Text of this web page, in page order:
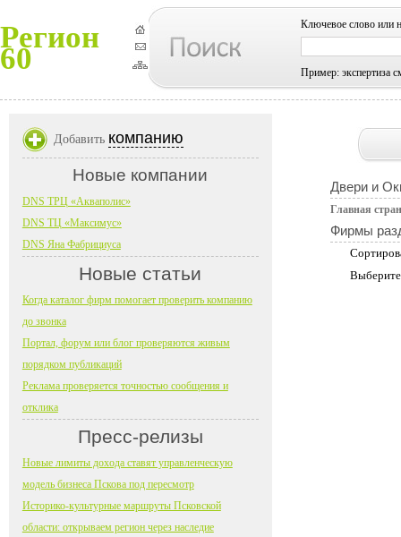
Регион
60
Ключевое слово или
Пример: экспертиза
Двери и
Главная
Фирмы
Добавить компанию
Новые компании
DNS ТРЦ «Акваполис»
DNS ТЦ «Максимус»
DNS Яна Фабрициуса
Новые статьи
Когда каталог фирм помогает проверить компанию
до звонка
Портал, форум или блог проверяются живым
порядком публикаций
Реклама проверяется точностью сообщения и
отклика
Пресс-релизы
Новые лимиты дохода ставят управленческую
модель бизнеса Пскова под пересмотр
Историко-культурные маршруты Псковской
области: открываем регион через наследие